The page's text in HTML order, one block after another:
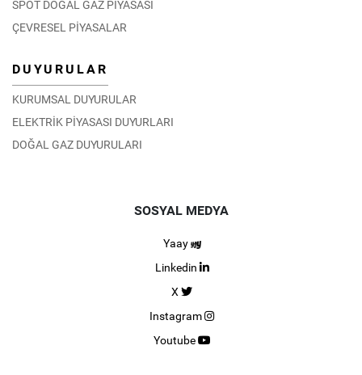
SPOT DOĞAL GAZ PİYASASI
ÇEVRESEL PİYASALAR
DUYURULAR
KURUMSAL DUYURULAR
ELEKTRİK PİYASASI DUYURLARI
DOĞAL GAZ DUYURULARI
SOSYAL MEDYA
Yaay
Linkedin
X
Instagram
Youtube